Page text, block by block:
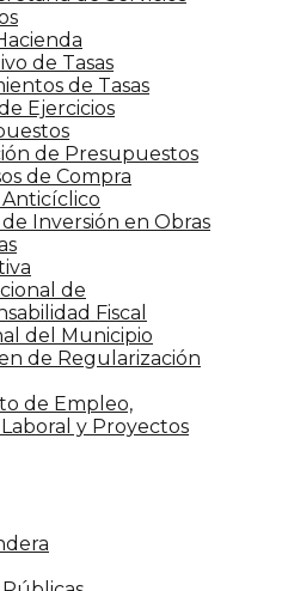
de Tasas
de Tasas
Ejercicios
de Presupuestos
de Compra
Inversión en Obras
de
Fiscal
del Municipio
de Regularización
de Empleo,
y Proyectos